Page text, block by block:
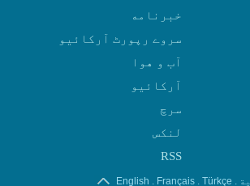
سروے رپورٹ آرکائیو
آب و هوا
سرچ
لنکس
RSS
.
Türkçe
.
Français
.
English